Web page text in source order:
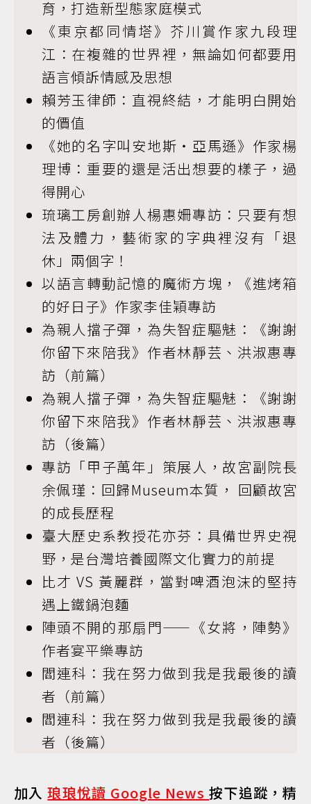
育，打造新型態家庭模式
《東京都同情塔》芥川賞作家九段理
江：在複雜的世界裡，無論如何都要用
語言傾訴情感及思想
賴芳玉律師：直視終結，才能明白開始
的價值
《她的名字叫安地斯・亞馬遜》作家楊
理博：重要的還是活出想要的樣子，過
得開心
琉璃工房創辦人楊惠姍專訪：只要有想
法及體力，藝術家的字典裡沒有「退
休」兩個字！
以語言轉動記憶的魔術方塊，《進烤箱
的好日子》作家李佳穎專訪
為親人擋子彈，為失智症驅魅：《謝謝
你留下來陪我》作者林靜芸、洪淑惠專
訪（前篇）
為親人擋子彈，為失智症驅魅：《謝謝
你留下來陪我》作者林靜芸、洪淑惠專
訪（後篇）
專訪「甲子萬年」策展人，故宮副院長
余佩瑾：回歸Museum本質， 回顧故宮
的成長歷程
臺大歷史系教授花亦芬：具備世界史視
野，是台灣培養國際文化實力的前提
比才 VS 黃麗群，當對啤酒泡沫的堅持
遇上鐵鍋泡麵
陣頭不開的那扇門——《女將，陣勢》
作者宴平樂專訪
閻連科：我在努力做到我是我最後的讀
者（前篇）
閻連科：我在努力做到我是我最後的讀
者（後篇）
加入琅琅悅讀 Google News按下追蹤，精